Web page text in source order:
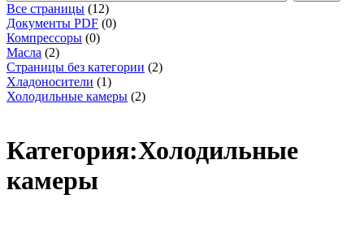
Все страницы (12)
Документы PDF (0)
Компрессоры (0)
Масла (2)
Страницы без категории (2)
Хладоносители (1)
Холодильные камеры (2)
Категория:Холодильные
камеры